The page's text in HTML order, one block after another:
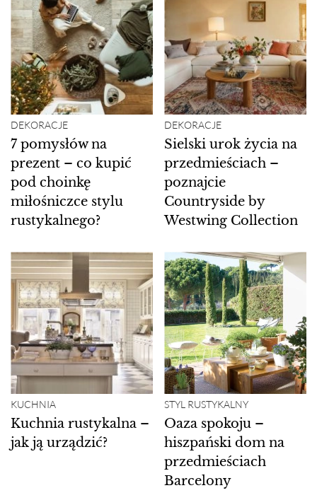
DEKORACJE
7 pomysłów na
prezent – co kupić
pod choinkę
miłośniczce stylu
rustykalnego?
DEKORACJE
Sielski urok życia na
przedmieściach –
poznajcie
Countryside by
Westwing Collection
KUCHNIA
Kuchnia rustykalna –
jak ją urządzić?
STYL RUSTYKALNY
Oaza spokoju –
hiszpański dom na
przedmieściach
Barcelony